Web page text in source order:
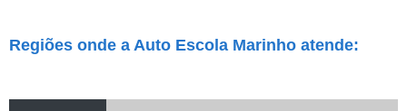
Regiões onde a Auto Escola Marinho atende: